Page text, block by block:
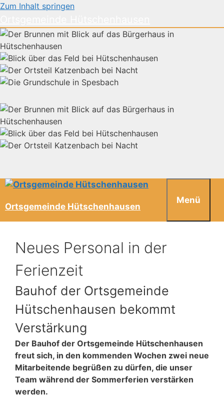
Zum Inhalt springen
Ortsgemeinde Hütschenhausen
Menü
Neues Personal in der
Ferienzeit
Bauhof der Ortsgemeinde
Hütschenhausen bekommt
Verstärkung
Der Bauhof der Ortsgemeinde Hütschenhausen
freut sich, in den kommenden Wochen zwei neue
Mitarbeitende begrüßen zu dürfen, die unser
Team während der Sommerferien verstärken
werden.